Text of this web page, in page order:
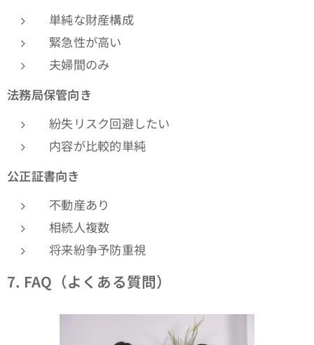
単純な財産構成
緊急性が高い
夫婦間のみ
法務局保管向き
紛失リスク回避したい
内容が比較的単純
公正証書向き
不動産あり
相続人複数
将来紛争予防重視
7. FAQ （よくある質問）